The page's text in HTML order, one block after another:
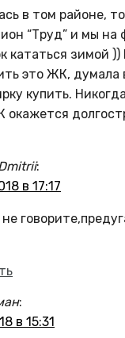
в том районе,
“Труд” и мы на
кататься зимой ))
это ЖК, думала
купить.
окажется
:
в 17:17
:
в 15:31